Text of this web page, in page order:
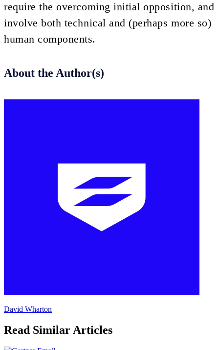
require the overcoming initial opposition, and
involve both technical and (perhaps more so)
human components.
About the Author(s)
David Wharton
Read Similar Articles